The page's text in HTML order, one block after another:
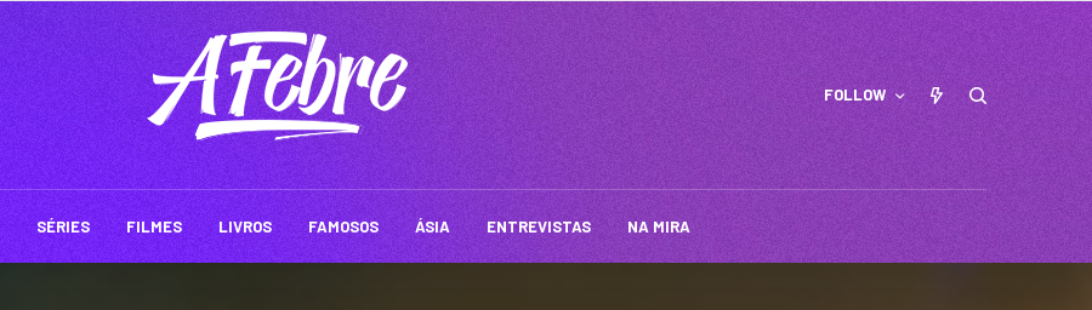
FOLLOW
SÉRIES FILMES LIVROS FAMOSOS ÁSIA ENTREVISTAS NA MIRA